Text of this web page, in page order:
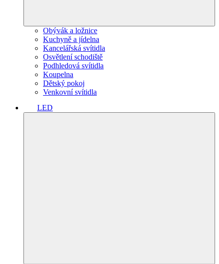
Obývák a ložnice
Kuchyně a jídelna
Kancelářská svítidla
Osvětlení schodiště
Podhledová svítidla
Koupelna
Dětský pokoj
Venkovní svítidla
LED